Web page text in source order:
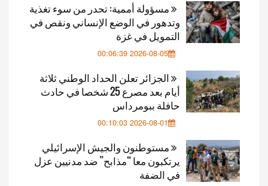
مسؤولة أممية: تحدر من سوء تغذية
وتدهور في الوضع الإنساني ونقص في
التمويل في غزة
2026-08-05 00:06:39
الجزائر تعلن الحداد الوطني ثلاثة
أيام بعد مصرع 25 شخصا في حادث
حافلة ببومرداس
2026-08-01 00:10:03
مستوطنون والجيش الإسرائيلي
يرتكبون معا “مذابح” ضد مدنيين عزل
في الضفة